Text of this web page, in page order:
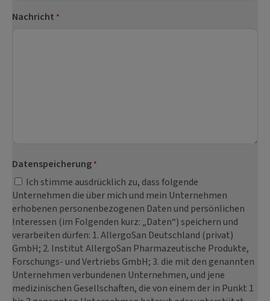
Nachricht *
Datenspeicherung *
Ich stimme ausdrücklich zu, dass folgende
Unternehmen die über mich und mein Unternehmen
erhobenen personenbezogenen Daten und persönlichen
Interessen (im Folgenden kurz: „Daten“) speichern und
verarbeiten dürfen: 1. AllergoSan Deutschland (privat)
GmbH; 2. Institut AllergoSan Pharmazeutische Produkte,
Forschungs- und Vertriebs GmbH; 3. die mit den genannten
Unternehmen verbundenen Unternehmen, und jene
medizinischen Gesellschaften, die von einem der in Punkt 1